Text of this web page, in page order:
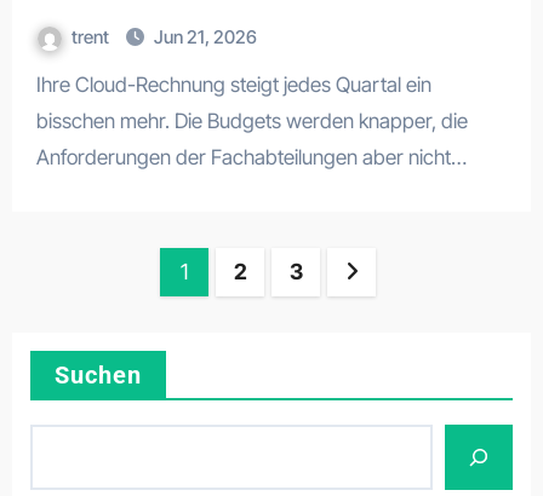
trent Jun 21, 2026
Ihre Cloud-Rechnung steigt jedes Quartal ein
bisschen mehr. Die Budgets werden knapper, die
Anforderungen der Fachabteilungen aber nicht…
1 2 3
Suchen